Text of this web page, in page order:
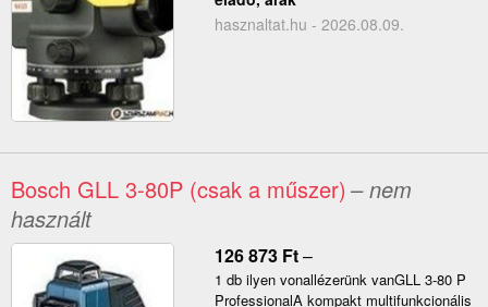
hasznaltat.hu - 2026.08.09.
Bosch GLL 3-80P (csak a műszer) – nem
használt
126 873 Ft–
1 db ilyen vonallézerünk vanGLL 3-80 P
ProfessionalA kompakt multifunkcionális